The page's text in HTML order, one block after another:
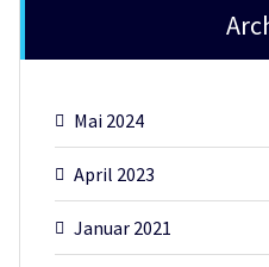
Mai 2024
April 2023
Januar 2021